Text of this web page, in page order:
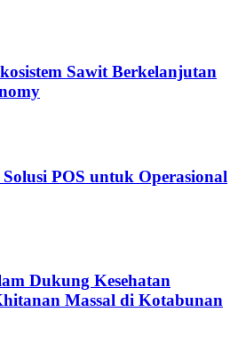
Sawit Berkelanjutan
POS untuk Operasional
Dukung Kesehatan
Massal di Kotabunan